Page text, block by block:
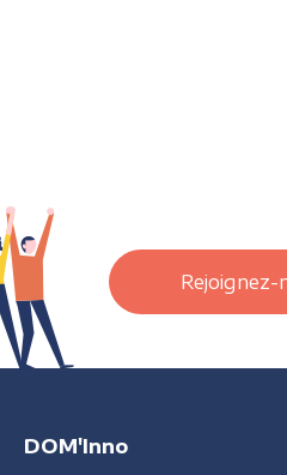
Rejoignez-
DOM'Inno